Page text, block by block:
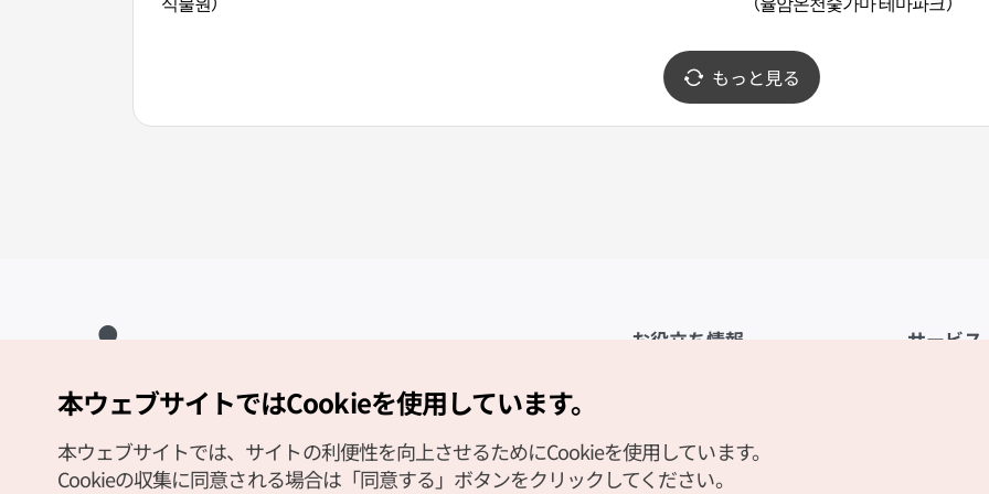
もっと見る
お役立ち情報
観光資料ダウンロード
サービス
Copyright (c) Korea Tourism Organization All Rights Reserved.
サイトエラー報告
公式メール
本ウェブサイトではCookieを使用しています。
本ウェブサイトでは、サイトの利便性を向上させるためにCookieを使用しています。
Cookieの収集に同意される場合は「同意する」ボタンをクリックしてください。